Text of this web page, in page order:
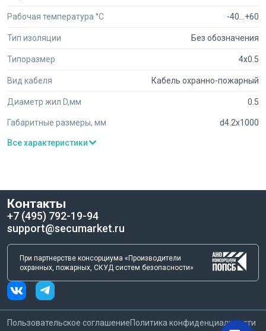
чтобы увидеть оптовые цены от продавцов.
Сравнение предложений: вы можете легко оценить условия
разных поставщиков в одном месте.
менеджер согласует для вас специальную цену.
для оформления заказа обращайтесь в чат — мы оперативно
свяжемся с продавцом.
Рабочая температура °C -40...+60
Тип изоляции Без обозначения
Типоразмер 4x0.5
Вид кабеля Кабель охранно-пожарный
Диаметр жил D,мм 0.5
Габаритные размеры, мм d4.2x1000
Все характеристики
Контакты
+7 (495) 792-19-94
support@secumarket.ru
При партнерстве консорциума «Производители
охранных, пожарных, СКУД систем безопасности»
Пользовательское соглашениеПолитика конфиденциальности